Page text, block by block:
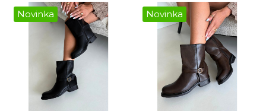
Novinka Novinka